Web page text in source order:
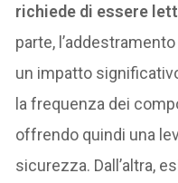
richiede di essere
parte,
un impatto
la frequenza dei
offrendo quindi una
sicurezza. Dall’altra,